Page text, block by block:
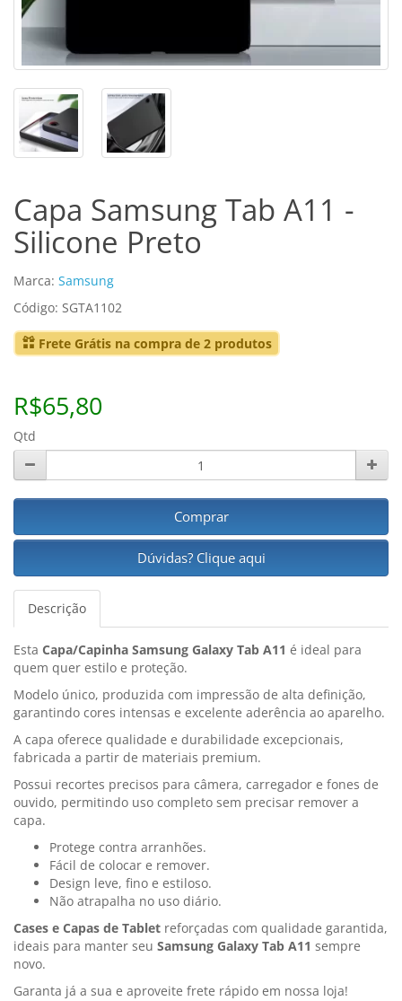
Capa Samsung Tab A11 -
Silicone Preto
Marca: Samsung
Código: SGTA1102
Frete Grátis na compra de 2 produtos
R$65,80
Qtd
Comprar
Dúvidas? Clique aqui
Descrição
Esta Capa/Capinha Samsung Galaxy Tab A11 é ideal para
quem quer estilo e proteção.
Modelo único, produzida com impressão de alta definição,
garantindo cores intensas e excelente aderência ao aparelho.
A capa oferece qualidade e durabilidade excepcionais,
fabricada a partir de materiais premium.
Possui recortes precisos para câmera, carregador e fones de
ouvido, permitindo uso completo sem precisar remover a
capa.
Protege contra arranhões.
Fácil de colocar e remover.
Design leve, fino e estiloso.
Não atrapalha no uso diário.
Cases e Capas de Tablet reforçadas com qualidade garantida,
ideais para manter seu Samsung Galaxy Tab A11 sempre
novo.
Garanta já a sua e aproveite frete rápido em nossa loja!